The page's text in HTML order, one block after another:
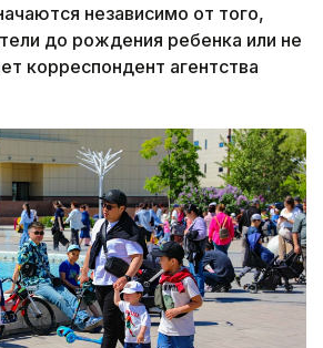
независимо от того,
до рождения ребенка или не
корреспондент агентства